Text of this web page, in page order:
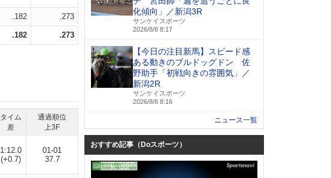
.182 .273
.182 .273
タイム
差
通過順位
上3F
1:12.0
(+0.7)
01-01
37.7
化傾向」／新潟3R
サンケイスポーツ
2026/8/8 8:17
【今日の注目新馬】スピード感
ある動きのブルドッグドン 佐
野助手「初戦向きの雰囲気」／
新潟2R
サンケイスポーツ
2026/8/8 8:16
ニュース一覧
おすすめ記事（Doスポーツ）